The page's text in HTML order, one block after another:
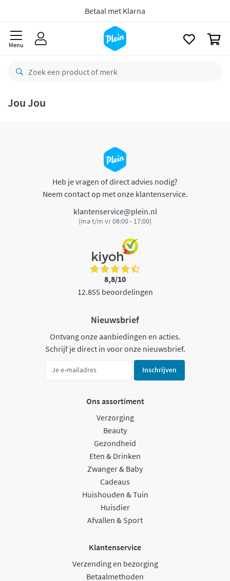
Betaal met Klarna
Menu
Jou Jou
Heb je vragen of direct advies nodig?
Neem contact op met onze klantenservice.
klantenservice@plein.nl
(ma t/m vr 08:00 - 17:00)
8,8/10
12.855 beoordelingen
Nieuwsbrief
Ontvang onze aanbiedingen en acties.
Schrijf je direct in voor onze nieuwsbrief.
Inschrijven
Ons assortiment
Verzorging
Beauty
Gezondheid
Eten & Drinken
Zwanger & Baby
Cadeaus
Huishouden & Tuin
Huisdier
Afvallen & Sport
Klantenservice
Verzending en bezorging
Betaalmethoden